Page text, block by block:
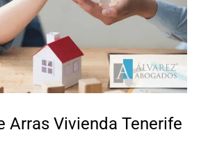
Arras Vivienda Tenerife